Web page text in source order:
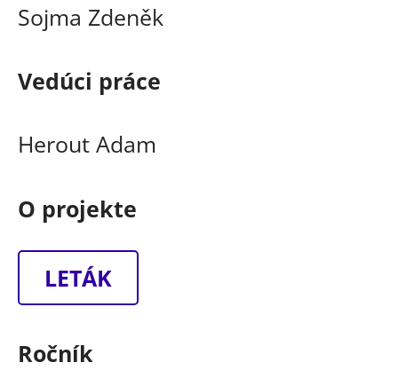
Sojma Zdeněk
Vedúci práce
Herout Adam
O projekte
LETÁK
Ročník